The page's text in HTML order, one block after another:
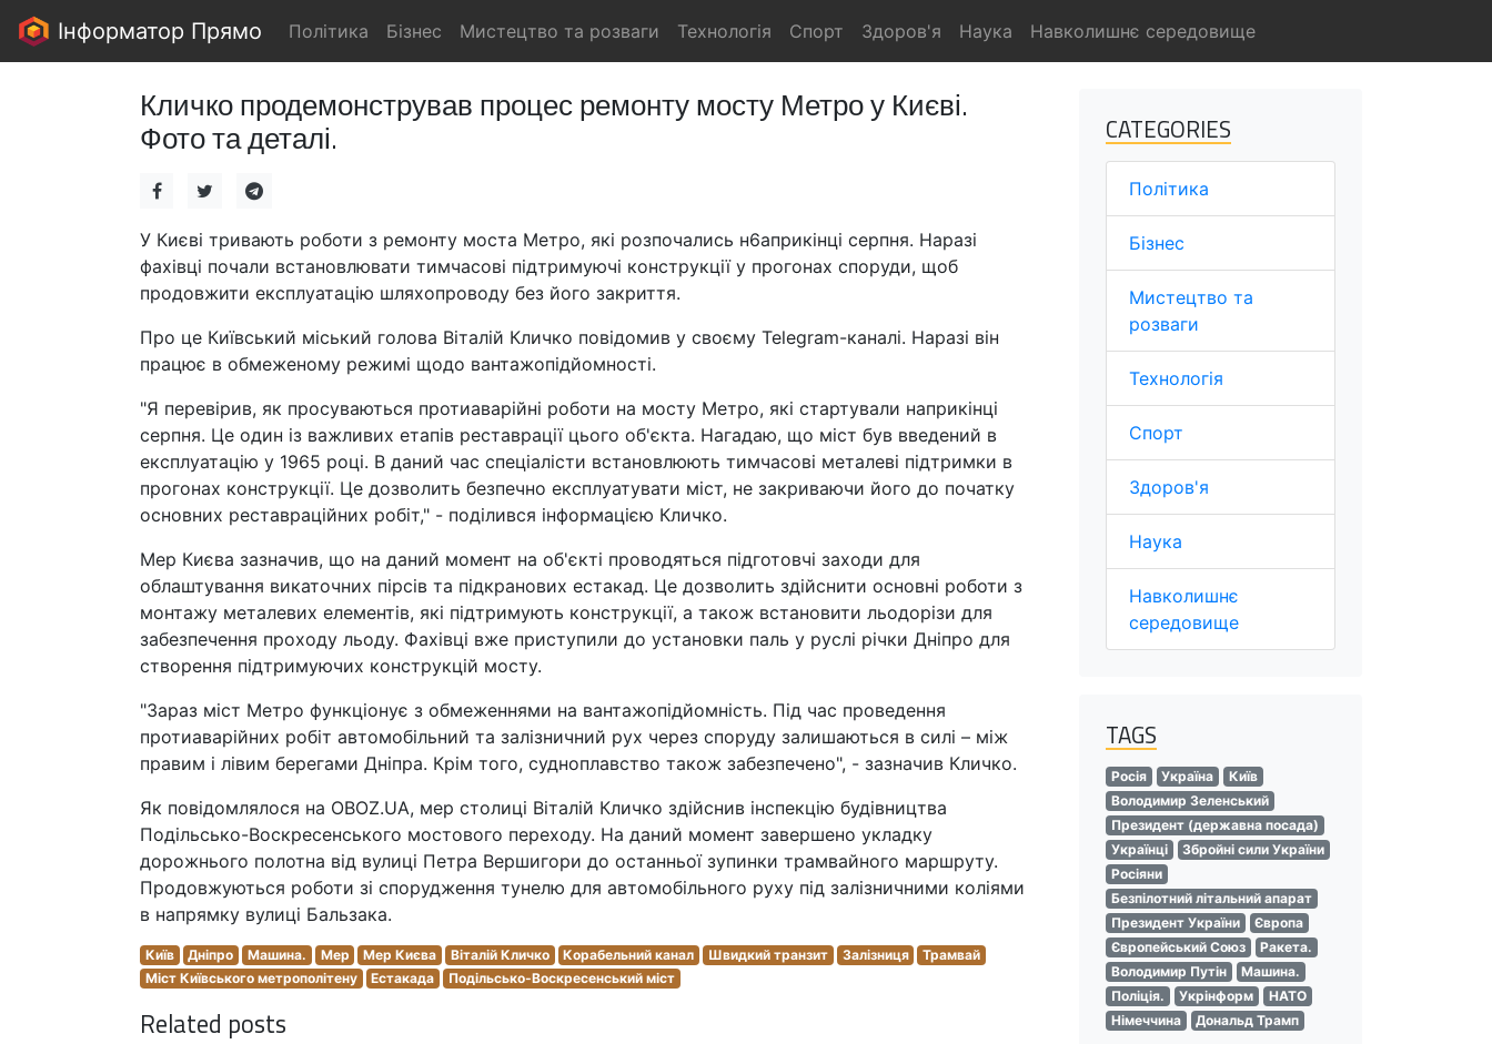
Інформатор Прямо Політика Бізнес Мистецтво та розваги Технологія Спорт Здоров'я Наука Навколишнє середовище
Кличко продемонстрував процес ремонту мосту Метро у Києві.
Фото та деталі.
У Києві тривають роботи з ремонту моста Метро, які розпочались н6априкінці серпня. Наразі
фахівці почали встановлювати тимчасові підтримуючі конструкції у прогонах споруди, щоб
продовжити експлуатацію шляхопроводу без його закриття.
Про це Київський міський голова Віталій Кличко повідомив у своєму Telegram-каналі. Наразі він
працює в обмеженому режимі щодо вантажопідйомності.
"Я перевірив, як просуваються протиаварійні роботи на мосту Метро, які стартували наприкінці
серпня. Це один із важливих етапів реставрації цього об'єкта. Нагадаю, що міст був введений в
експлуатацію у 1965 році. В даний час спеціалісти встановлюють тимчасові металеві підтримки в
прогонах конструкції. Це дозволить безпечно експлуатувати міст, не закриваючи його до початку
основних реставраційних робіт," - поділився інформацією Кличко.
Мер Києва зазначив, що на даний момент на об'єкті проводяться підготовчі заходи для
облаштування викаточних пірсів та підкранових естакад. Це дозволить здійснити основні роботи з
монтажу металевих елементів, які підтримують конструкції, а також встановити льодорізи для
забезпечення проходу льоду. Фахівці вже приступили до установки паль у руслі річки Дніпро для
створення підтримуючих конструкцій мосту.
"Зараз міст Метро функціонує з обмеженнями на вантажопідйомність. Під час проведення
протиаварійних робіт автомобільний та залізничний рух через споруду залишаються в силі – між
правим і лівим берегами Дніпра. Крім того, судноплавство також забезпечено", - зазначив Кличко.
Як повідомлялося на OBOZ.UA, мер столиці Віталій Кличко здійснив інспекцію будівництва
Подільсько-Воскресенського мостового переходу. На даний момент завершено укладку
дорожнього полотна від вулиці Петра Вершигори до останньої зупинки трамвайного маршруту.
Продовжуються роботи зі спорудження тунелю для автомобільного руху під залізничними коліями
в напрямку вулиці Бальзака.
Київ Дніпро Машина. Мер Мер Києва Віталій Кличко Корабельний канал Швидкий транзит Залізниця
Трамвай
Міст Київського метрополітену
Естакада Подільсько-Воскресенський міст
Related posts
CATEGORIES
Політика
Бізнес
Мистецтво та
розваги
Технологія
Спорт
Здоров'я
Наука
Навколишнє
середовище
TAGS
Росія Україна
Київ
Володимир Зеленський
Президент (державна посада)
Українці
Збройні сили України
Росіяни
Безпілотний літальний апарат
Президент України
Європа
Європейський Союз
Ракета.
Володимир Путін
Машина.
Поліція.
Укрінформ
НАТО
Німеччина
Дональд Трамп